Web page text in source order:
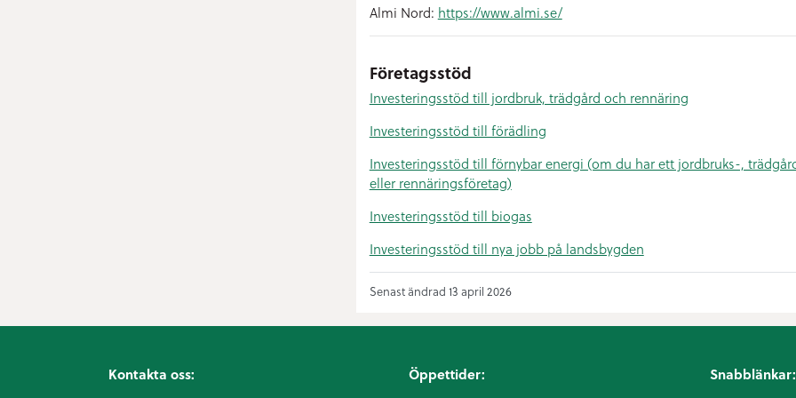
Almi Nord: https://www.almi.se/
Företagsstöd
Investeringsstöd till jordbruk, trädgård och rennäring
Investeringsstöd till förädling
Investeringsstöd till förnybar energi (om du har ett jordbruks-,
eller rennäringsföretag)
Investeringsstöd till biogas
Investeringsstöd till nya jobb på landsbygden
Senast ändrad 13 april 2026
Kontakta oss:
Öppettider:
Snabblänkar: